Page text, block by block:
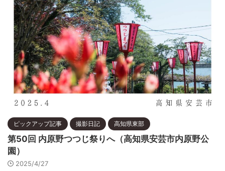
ピックアップ記事 撮影日記 高知県東部
第50回 内原野つつじ祭りへ（高知県安芸市内原野公
園）
2025/4/27